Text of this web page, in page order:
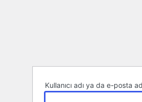
Kullanıcı adı ya da e-posta